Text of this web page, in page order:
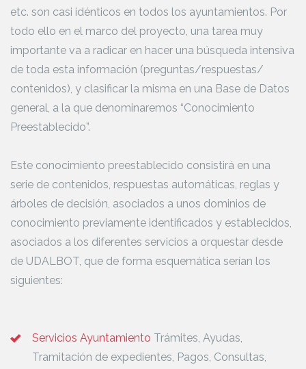
etc. son casi idénticos en todos los ayuntamientos. Por
todo ello en el marco del proyecto, una tarea muy
importante va a radicar en hacer una búsqueda intensiva
de toda esta información (preguntas/respuestas/
contenidos), y clasificar la misma en una Base de Datos
general, a la que denominaremos “Conocimiento
Preestablecido”.
Este conocimiento preestablecido consistirá en una
serie de contenidos, respuestas automáticas, reglas y
árboles de decisión, asociados a unos dominios de
conocimiento previamente identificados y establecidos,
asociados a los diferentes servicios a orquestar desde
de UDALBOT, que de forma esquemática serían los
siguientes:
Servicios Ayuntamiento Trámites, Ayudas,
Tramitación de expedientes, Pagos, Consultas,